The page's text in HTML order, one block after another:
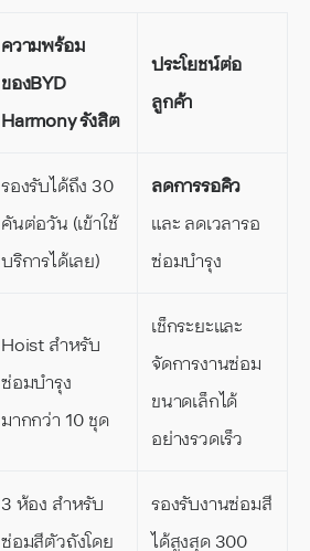
ความพร้อม
ของBYD
Harmony รังสิต
ประโยชน์ต่อ
ลูกค้า
รองรับได้ถึง 30
คันต่อวัน (เข้าใช้
บริการได้เลย)
ลดการรอคิว
และ ลดเวลารอ
ซ่อมบำรุง
Hoist สำหรับ
ซ่อมบำรุง
มากกว่า 10 ชุด
เช็กระยะและ
จัดการงานซ่อม
ขนาดเล็กได้
อย่างรวดเร็ว
3 ห้อง สำหรับ
ซ่อมสีตัวถังโดย
รองรับงานซ่อมสี
ได้สูงสุด 300